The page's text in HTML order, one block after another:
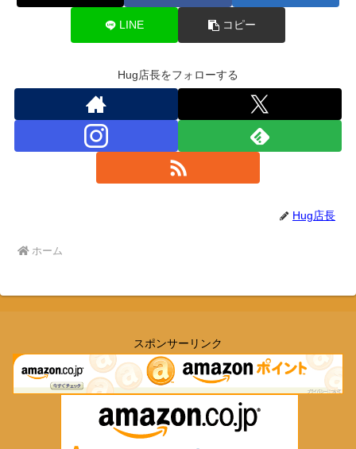
LINE コピー
Hug店長をフォローする
Hug店長
ホーム
スポンサーリンク